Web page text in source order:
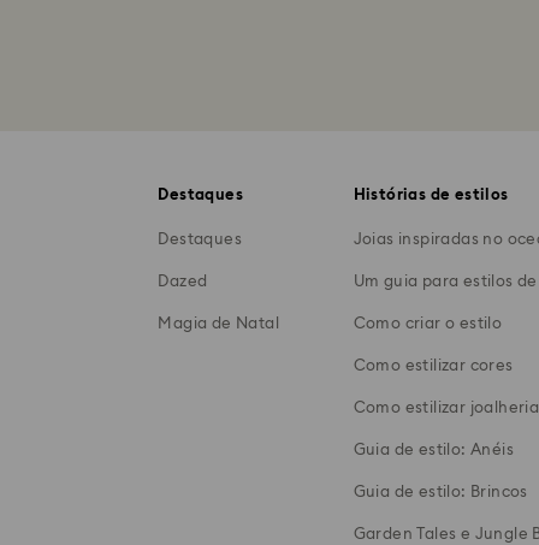
Destaques
Destaques
Dazed
Magia de Natal
Histórias de estilos
Joias inspiradas no
Um guia para estilos
Como criar o estilo
Como estilizar cores
Como estilizar joalheria
Guia de estilo: Anéis
Guia de estilo: Brincos
Garden Tales e Jungle